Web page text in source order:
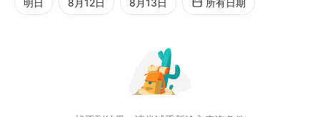
让您与朋友和家人的珍贵旅行更加特别。
明日 8月12日 8月13日 所有日期